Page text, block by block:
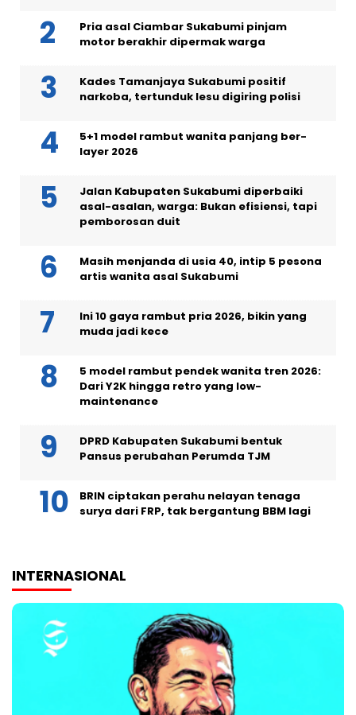
Pria asal Ciambar Sukabumi pinjam
motor berakhir dipermak warga
Kades Tamanjaya Sukabumi positif
narkoba, tertunduk lesu digiring polisi
5+1 model rambut wanita panjang ber-
layer 2026
Jalan Kabupaten Sukabumi diperbaiki
asal-asalan, warga: Bukan efisiensi, tapi
pemborosan duit
Masih menjanda di usia 40, intip 5 pesona
artis wanita asal Sukabumi
Ini 10 gaya rambut pria 2026, bikin yang
muda jadi kece
5 model rambut pendek wanita tren 2026:
Dari Y2K hingga retro yang low-
maintenance
DPRD Kabupaten Sukabumi bentuk
Pansus perubahan Perumda TJM
BRIN ciptakan perahu nelayan tenaga
surya dari FRP, tak bergantung BBM lagi
INTERNASIONAL